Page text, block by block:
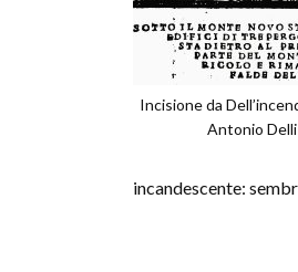
Incisione da
Antonio Delli
incandescente: